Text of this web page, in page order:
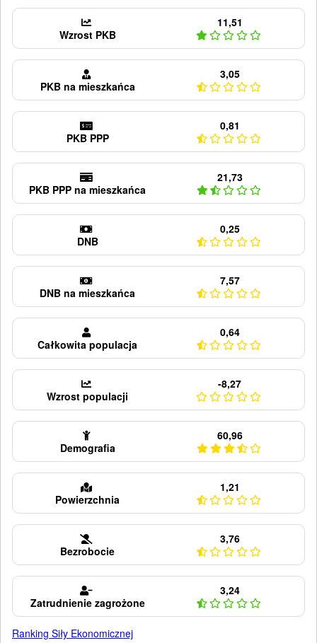
Wzrost PKB
11,51
PKB na mieszkańca
3,05
PKB PPP
0,81
PKB PPP na mieszkańca
21,73
DNB
0,25
DNB na mieszkańca
7,57
Całkowita populacja
0,64
Wzrost populacji
-8,27
Demografia
60,96
Powierzchnia
1,21
Bezrobocie
3,76
Zatrudnienie zagrożone
3,24
Ranking Siły Ekonomicznej